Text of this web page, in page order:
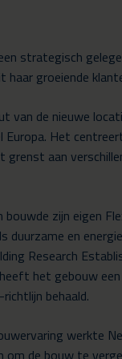
strategisch
groeiende
van de nieuwe
Europa. Het
grenst aan
bouwde zijn eigen
duurzame en
Research
het gebouw
behaald.
werkte
de bouw te